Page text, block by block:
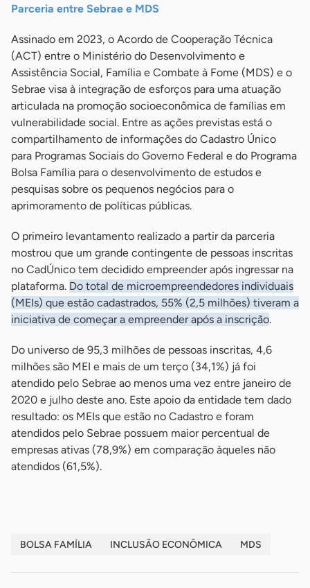
Parceria entre Sebrae e MDS
Assinado em 2023, o Acordo de Cooperação Técnica
(ACT) entre o Ministério do Desenvolvimento e
Assistência Social, Família e Combate à Fome (MDS) e o
Sebrae visa à integração de esforços para uma atuação
articulada na promoção socioeconômica de famílias em
vulnerabilidade social. Entre as ações previstas está o
compartilhamento de informações do Cadastro Único
para Programas Sociais do Governo Federal e do Programa
Bolsa Família para o desenvolvimento de estudos e
pesquisas sobre os pequenos negócios para o
aprimoramento de políticas públicas.
O primeiro levantamento realizado a partir da parceria
mostrou que um grande contingente de pessoas inscritas
no CadÚnico tem decidido empreender após ingressar na
plataforma. Do total de microempreendedores individuais
(MEIs) que estão cadastrados, 55% (2,5 milhões) tiveram a
iniciativa de começar a empreender após a inscrição.
Do universo de 95,3 milhões de pessoas inscritas, 4,6
milhões são MEI e mais de um terço (34,1%) já foi
atendido pelo Sebrae ao menos uma vez entre janeiro de
2020 e julho deste ano. Este apoio da entidade tem dado
resultado: os MEIs que estão no Cadastro e foram
atendidos pelo Sebrae possuem maior percentual de
empresas ativas (78,9%) em comparação àqueles não
atendidos (61,5%).
BOLSA FAMÍLIA INCLUSÃO ECONÔMICA MDS